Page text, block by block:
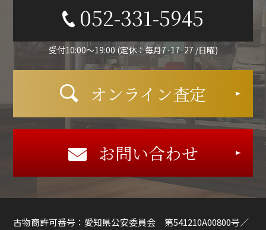
052-331-5945
受付10:00〜19:00 (定休：毎月7·17·27 /日曜)
オンライン査定
お問い合わせ
古物商許可番号：愛知県公安委員会 第541210A00800号／